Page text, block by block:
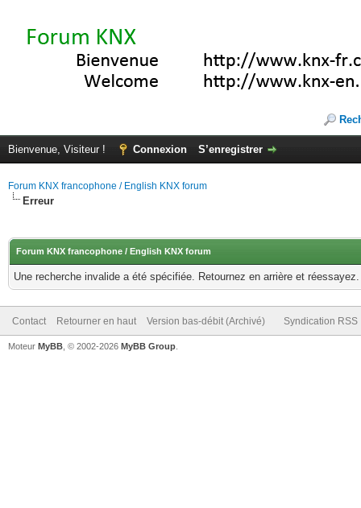
Bienvenue, Visiteur ! Connexion S’enregistrer
Forum KNX francophone / English KNX forum
Erreur
Forum KNX francophone / English KNX forum
Une recherche invalide a été spécifiée. Retournez en arrière et réessayez.
Contact Retourner en haut Version bas-débit (Archivé) Syndication RSS
Moteur MyBB , © 2002-2026 MyBB Group